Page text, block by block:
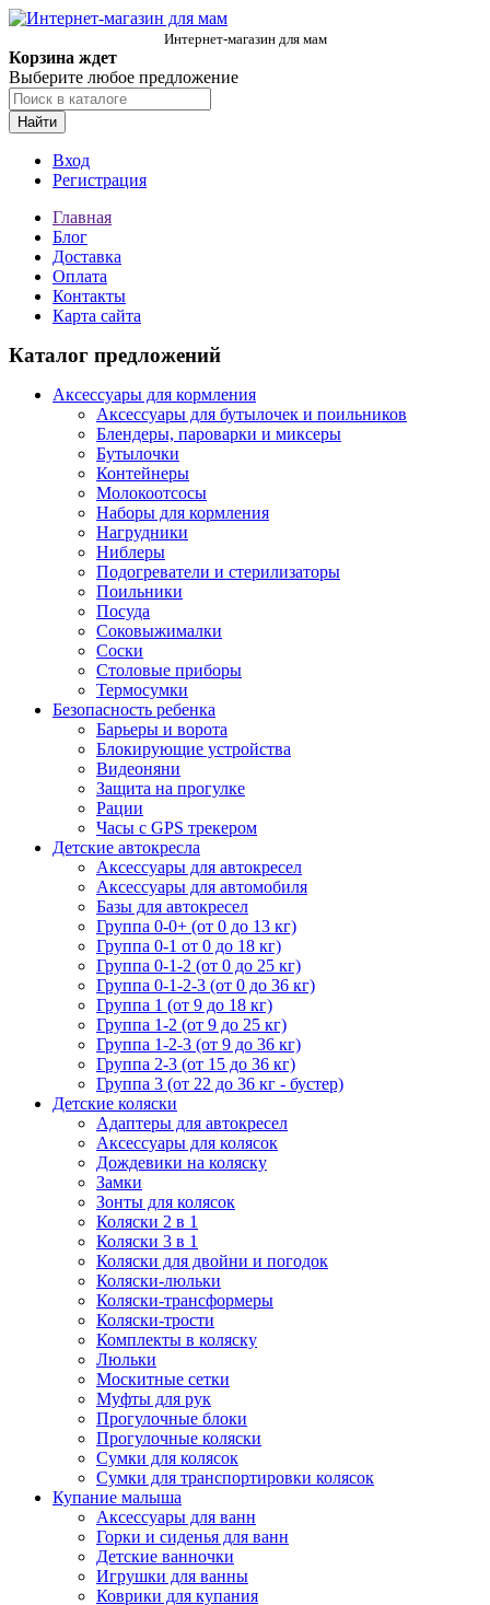
Интернет-магазин для мам
Корзина ждет
Выберите любое предложение
Найти
Вход
Регистрация
Главная
Блог
Доставка
Оплата
Контакты
Карта сайта
Каталог предложений
Аксессуары для кормления
Аксессуары для бутылочек и поильников
Блендеры, пароварки и миксеры
Бутылочки
Контейнеры
Молокоотсосы
Наборы для кормления
Нагрудники
Ниблеры
Подогреватели и стерилизаторы
Поильники
Посуда
Соковыжималки
Соски
Столовые приборы
Термосумки
Безопасность ребенка
Барьеры и ворота
Блокирующие устройства
Видеоняни
Защита на прогулке
Рации
Часы с GPS трекером
Детские автокресла
Аксессуары для автокресел
Аксессуары для автомобиля
Базы для автокресел
Группа 0-0+ (от 0 до 13 кг)
Группа 0-1 от 0 до 18 кг)
Группа 0-1-2 (от 0 до 25 кг)
Группа 0-1-2-3 (от 0 до 36 кг)
Группа 1 (от 9 до 18 кг)
Группа 1-2 (от 9 до 25 кг)
Группа 1-2-3 (от 9 до 36 кг)
Группа 2-3 (от 15 до 36 кг)
Группа 3 (от 22 до 36 кг - бустер)
Детские коляски
Адаптеры для автокресел
Аксессуары для колясок
Дождевики на коляску
Замки
Зонты для колясок
Коляски 2 в 1
Коляски 3 в 1
Коляски для двойни и погодок
Коляски-люльки
Коляски-трансформеры
Коляски-трости
Комплекты в коляску
Люльки
Москитные сетки
Муфты для рук
Прогулочные блоки
Прогулочные коляски
Сумки для колясок
Сумки для транспортировки колясок
Купание малыша
Аксессуары для ванн
Горки и сиденья для ванн
Детские ванночки
Игрушки для ванны
Коврики для купания